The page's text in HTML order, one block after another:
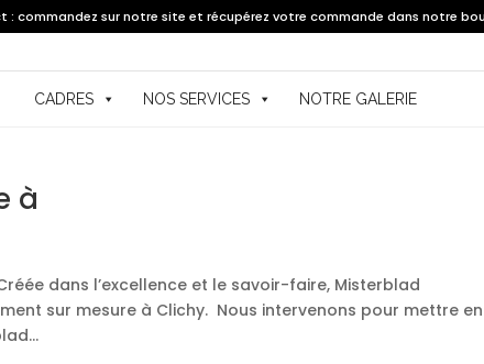
: commandez sur notre site et récupérez votre commande dans notre
CADRES NOS SERVICES NOTRE GALERIE
à
dans l’excellence et le savoir-faire, Misterblad
sur mesure à Clichy. Nous intervenons pour mettre en